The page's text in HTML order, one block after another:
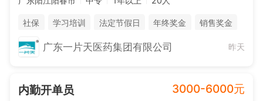
社保 学习培训 法定节假日 年终奖金
销售奖金
综合补贴
广东一片天医药集团有限公司 昨天
内勤开单员 3000-6000元